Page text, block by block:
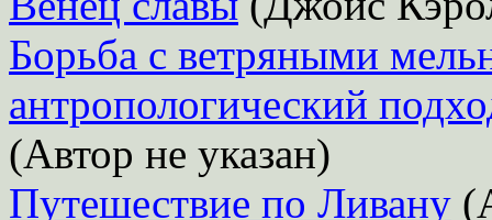
Борьба с ветряными
антропологический
(Автор не указан)
Путешествие по Ливану